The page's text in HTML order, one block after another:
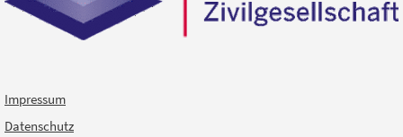
Impressum
Datenschutz